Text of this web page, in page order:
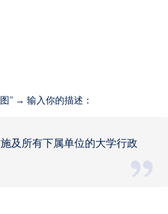
” → 输入你的描述：
及所有下属单位的大学行政